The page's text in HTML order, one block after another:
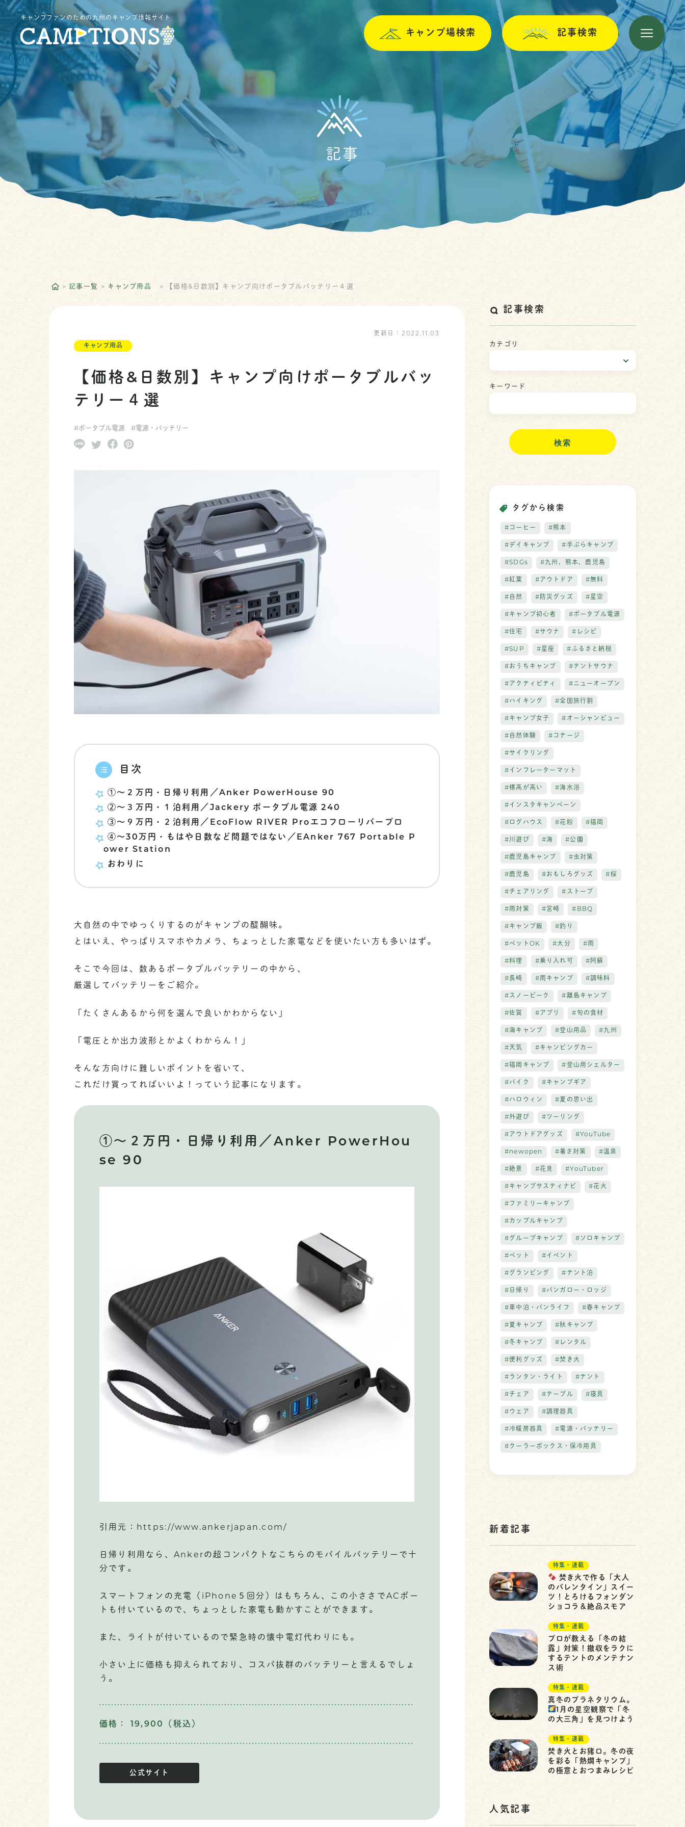
キャンプファンのための九州のキャンプ情報サイト
キャンプ場検索 記事検索
記事
記事一覧 キャンプ用品 【価格&日数別】キャンプ向けポータブルバッテリー４選
更新日： 2022.11.03
キャンプ用品
【価格&日数別】キャンプ向けポータブルバッ
テリー４選
#ポータブル電源 #電源・バッテリー
目次
①〜２万円・日帰り利用／Anker PowerHouse 90
②〜３万円・１泊利用／Jackery ポータブル電源 240
③〜９万円・２泊利用／EcoFlow RIVER Proエコフローリバープロ
④〜30万円・もはや日数など問題ではない／EAnker 767 Portable P
ower Station
おわりに
大自然の中でゆっくりするのがキャンプの醍醐味。
とはいえ、やっぱりスマホやカメラ、ちょっとした家電などを使いたい方も多いはず。
そこで今回は、数あるポータブルバッテリーの中から、
厳選してバッテリーをご紹介。
「たくさんあるから何を選んで良いかわからない」
「電圧とか出力波形とかよくわからん！」
そんな方向けに難しいポイントを省いて、
これだけ買ってればいいよ！っていう記事になります。
①〜２万円・日帰り利用／Anker PowerHou
se 90
引用元：https://www.ankerjapan.com/
日帰り利用なら、Ankerの超コンパクトなこちらのモバイルバッテリーで十
分です。
スマートフォンの充電（iPhone５回分）はもちろん、この小ささでACポー
トも付いているので、ちょっとした家電も動かすことができます。
また、ライトが付いているので緊急時の懐中電灯代わりにも。
小さい上に価格も抑えられており、コスパ抜群のバッテリーと言えるでしょ
う。
価格： 19,900（税込）
公式サイト
記事検索
カテゴリ
キーワード
検
タグから検索
#コーヒー #熊本
#デイキャンプ #手ぶらキャンプ
#SDGs #九州，熊本，鹿児島
#紅葉 #アウトドア #無料
#自然 #防災グッズ #星空
#キャンプ初心者 #ポータブル電源
#住宅 #サウナ #レシピ
#SUP #星座 #ふるさと納税
#おうちキャンプ #テントサウナ
#アクティビティ #ニューオープン
#ハイキング #全国旅行割
#キャンプ女子 #オーシャンビュー
#自然体験 #コテージ
#サイクリング
#インフレーターマット
#標高が高い #海水浴
#インスタキャンペーン
#ログハウス #花粉 #福岡
#川遊び #海 #公園
#鹿児島キャンプ #虫対策
#鹿児島 #おもしろグッズ #桜
#チェアリング #ストーブ
#雨対策 #宮崎 #BBQ
#キャンプ飯 #釣り
#ペットOK #大分 #雨
#料理 #乗り入れ可 #阿蘇
#長崎 #雨キャンプ #調味料
#スノーピーク #離島キャンプ
#佐賀 #アプリ #旬の食材
#海キャンプ #登山用品 #九州
#天気 #キャンピングカー
#福岡キャンプ #登山用シェルター
#バイク #キャンプギア
#ハロウィン #夏の思い出
#外遊び #ツーリング
#アウトドアグッズ #YouTube
#newopen #暑さ対策 #温泉
#絶景 #花見 #YouTuber
#キャンプサスティナビ #花火
#ファミリーキャンプ
#カップルキャンプ
#グループキャンプ #ソロキャンプ
#ペット #イベント
#グランピング #テント泊
#日帰り #バンガロー・ロッジ
#車中泊・バンライフ #春キャンプ
#夏キャンプ #秋キャンプ
#冬キャンプ #レンタル
#便利グッズ #焚き火
#ランタン・ライト #テント
#チェア #テーブル #寝具
#ウェア #調理器具
#冷暖房器具 #電源・バッテリー
#クーラーボックス・保冷用具
新着記事
特集・連載
焚き火で作る「大人
のバレンタイン」スイー
ツ！とろけるフォンダン
ショコラ＆絶品スモア
特集・連載
プロが教える「冬の結
露」対策！撤収をラクに
するテントのメンテナン
ス術
特集・連載
真冬のプラネタリウム。
1月の星空観察で「冬
の大三角」を見つけよう
特集・連載
焚き火とお猪口。冬の夜
を彩る「熱燗キャンプ」
の極意とおつまみレシピ
人気記事